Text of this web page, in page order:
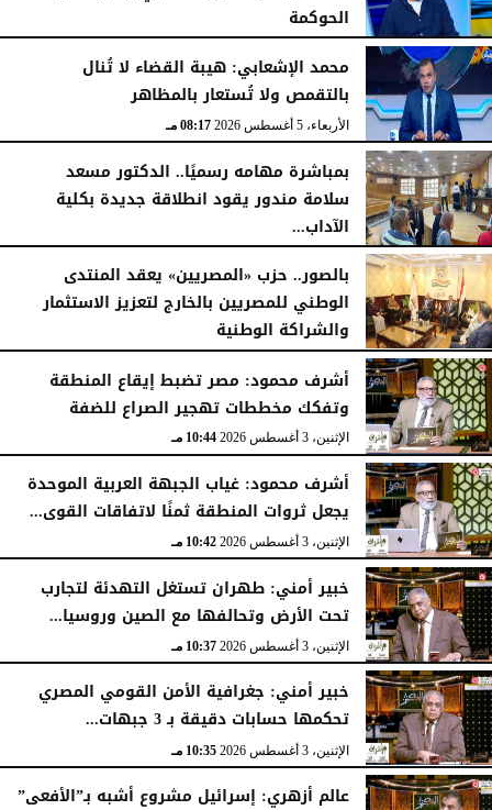
الحوكمة
الأربعاء، 5 أغسطس 2026
محمد الإشعابي: هيبة القضاء لا تُنال
بالتقمص ولا تُستعار بالمظاهر
الأربعاء، 5 أغسطس 2026 08:17 مـ
بمباشرة مهامه رسميًا.. الدكتور مسعد
سلامة مندور يقود انطلاقة جديدة بكلية
الآداب...
الأربعاء، 5 أغسطس 2026
بالصور.. حزب «المصريين» يعقد المنتدى
الوطني للمصريين بالخارج لتعزيز الاستثمار
والشراكة الوطنية
الثلاثاء، 4 أغسطس 2026
أشرف محمود: مصر تضبط إيقاع المنطقة
وتفكك مخططات تهجير الصراع للضفة
الإثنين، 3 أغسطس 2026 10:44 مـ
أشرف محمود: غياب الجبهة العربية الموحدة
يجعل ثروات المنطقة ثمنًا لاتفاقات القوى...
الإثنين، 3 أغسطس 2026 10:42 مـ
خبير أمني: طهران تستغل التهدئة لتجارب
تحت الأرض وتحالفها مع الصين وروسيا...
الإثنين، 3 أغسطس 2026 10:37 مـ
خبير أمني: جغرافية الأمن القومي المصري
تحكمها حسابات دقيقة بـ 3 جبهات...
الإثنين، 3 أغسطس 2026 10:35 مـ
عالم أزهري: إسرائيل مشروع أشبه بـ”الأفعى”